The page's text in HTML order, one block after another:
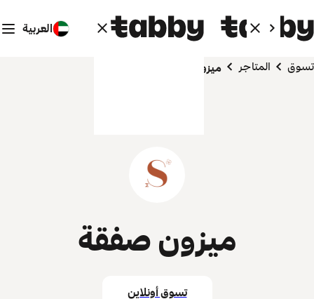
العربية
تسوق المتاجر ميزون صفقة
ميزون صفقة
تسوق أونلاين